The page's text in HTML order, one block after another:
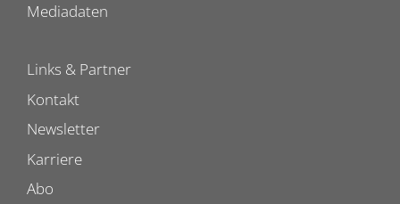
Mediadaten
Links & Partner
Kontakt
Newsletter
Karriere
Abo